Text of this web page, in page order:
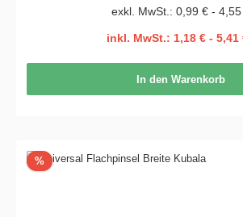
exkl. MwSt.: 0,99 € -
inkl. MwSt.: 1,18 € - 5,41
In den Warenkorb
%Rabatt